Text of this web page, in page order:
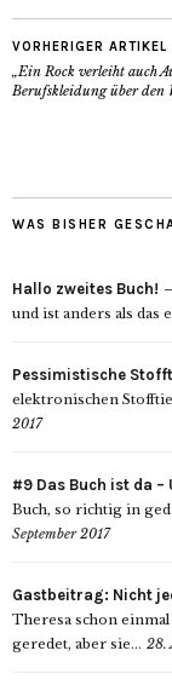
VORHERIGER ARTIKEL
„Ein Rock verleiht auch
Berufskleidung über den
WAS BISHER
Hallo zweites Buch!
und ist anders als das
Pessimistische
elektronischen
2017
#9 Das Buch ist da
Buch, so richtig in
September 2017
Gastbeitrag: Nicht
Theresa schon
geredet, aber sie... 28.